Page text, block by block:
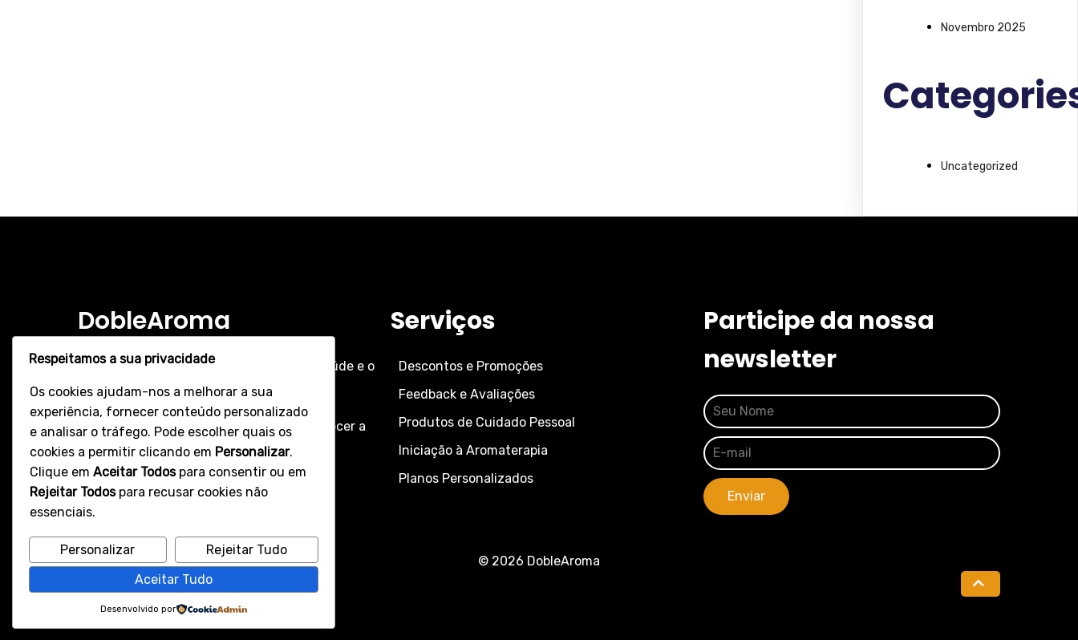
Novembro 2025
Uncategorized
DobleAroma
A DobleAroma é dedicada a promover a saúde e o
bem-estar através de soluções naturais e
eficazes. Nossa equipe é composta por
especialistas que se comprometem a oferecer a
melhor experiência aos nossos clientes.
Serviços
Descontos e Promoções
Feedback e Avaliações
Produtos de Cuidado Pessoal
Iniciação à Aromaterapia
Planos Personalizados
Participe da nossa
newsletter
Enviar
© 2026 DobleAroma
Respeitamos a sua privacidade
Os cookies ajudam-nos a melhorar a sua
experiência, fornecer conteúdo personalizado
e analisar o tráfego. Pode escolher quais os
cookies a permitir clicando em Personalizar.
Clique em Aceitar Todospara consentir ou em
Rejeitar Todospara recusar cookies não
essenciais.
Personalizar
Rejeitar Tudo
Aceitar Tudo
Desenvolvido por